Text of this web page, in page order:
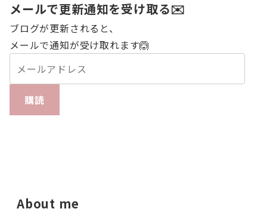
メールで更新通知を受け取る✉️
ブログが更新されると、
メールで通知が受け取れます🙆
購読
About me